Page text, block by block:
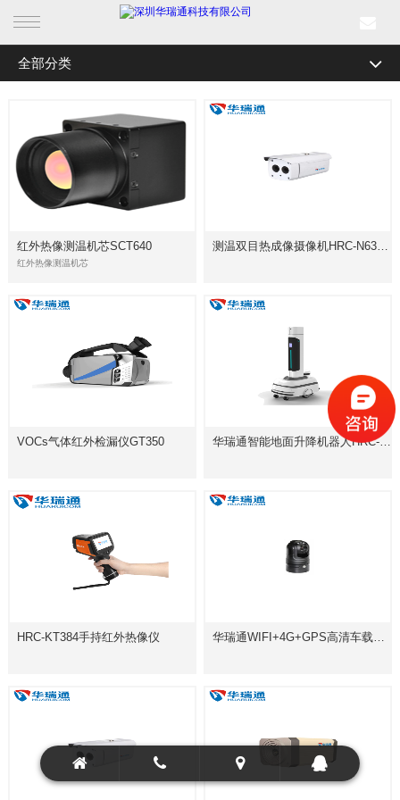
首页
行业产品
解决方案
成功案例
全部分类
红外热像测温机芯SCT640
红外热像测温机芯
测温双目热成像摄像机HRC-N6300系列
VOCs气体红外检漏仪GT350 华瑞通智能地面升降机器人HRC-R600D2S
HRC-KT384手持红外热像仪 华瑞通WIFI+4G+GPS高清车载球型摄像机HRC-P6120P